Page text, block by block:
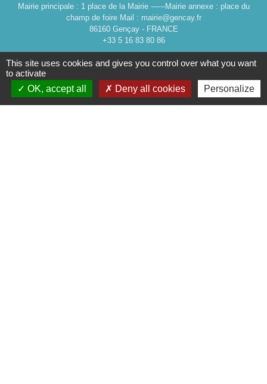
Mairie principale : 1 place de la Mairie ------Mairie annexe : place du
champ de foire Mail : mairie@gencay.fr
86160 Gençay - FRANCE
+33 5 16 83 80 86
This site uses cookies and gives you control over what you want
to activate
OK, accept all
Deny all cookies Personalize